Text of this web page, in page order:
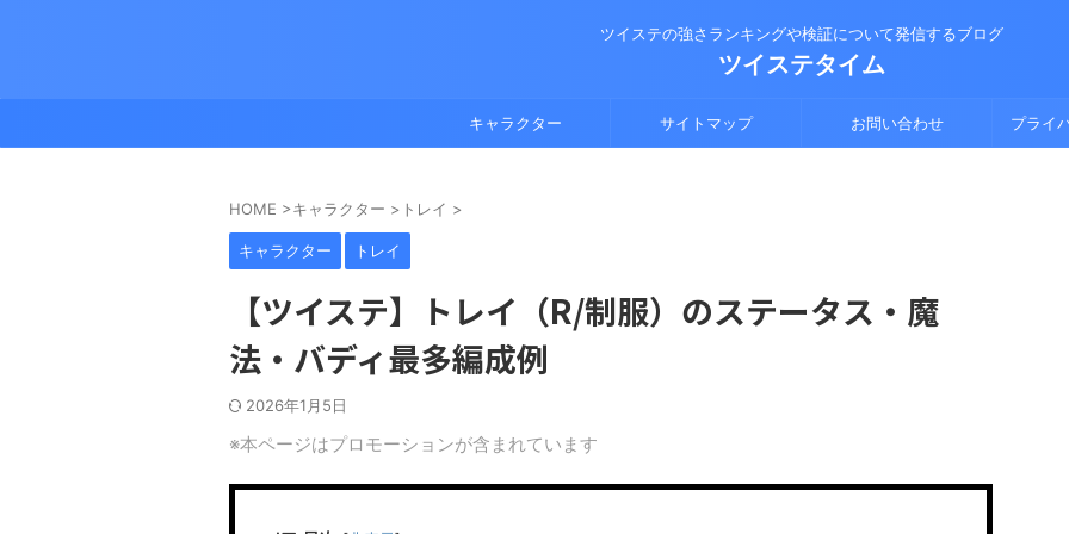
ツイステの強さランキングや検証について発信するブログ
ツイステタイム
キャラクター サイトマップ お問い合わせ プライ
HOME >キャラクター > トレイ >
キャラクター トレイ
【ツイステ】トレイ（R/制服）のステータス・魔
法・バディ最多編成例
2026年1月5日
※本ページはプロモーションが含まれています